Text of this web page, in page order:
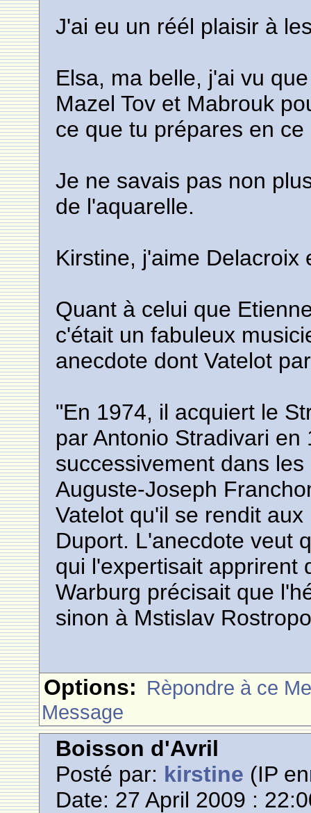
J'ai eu un réél plaisir à
Elsa, ma belle, j'ai vu
Mazel Tov et Mabrouk
ce que tu prépares en
Je ne savais pas non
de l'aquarelle.
Kirstine, j'aime
Quant à celui que
c'était un fabuleux
anecdote dont Vatelot
"En 1974, il acquiert le
par Antonio Stradivari en
successivement dans
Auguste-Joseph
Vatelot qu'il se rendit
Duport. L'anecdote veut
qui l'expertisait apprirent
Warburg précisait que
sinon à Mstislav
Options: Rèpondre à ce
Message
Boisson d'Avril
Posté par: kirstine (IP
Date: 27 April 2009 :